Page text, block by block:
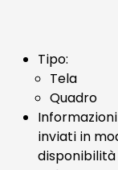
Tipo:
Tela
Quadro
inviati in
disponibilità